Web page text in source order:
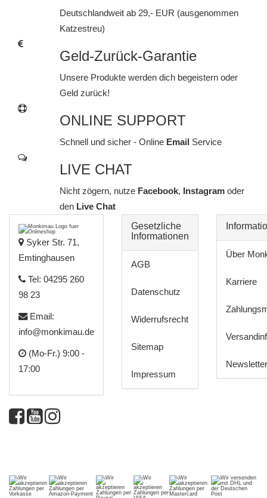
Deutschlandweit ab 29,- EUR (ausgenommen
Katzestreu)
Geld-Zurück-Garantie
Unsere Produkte werden dich begeistern oder
Geld zurück!
ONLINE SUPPORT
Schnell und sicher - Online Email Service
LIVE CHAT
Nicht zögern, nutze Facebook, Instagram oder
denLive Chat
Syker Str. 71,
Emtinghausen
Tel: 04295 260
98 23
Email:
info@monkimau.de
(Mo-Fr.) 9:00 -
17:00
Gesetzliche
Informationen
AGB
Datenschutz
Widerrufsrecht
Sitemap
Impressum
Über
Karriere
Newsletter